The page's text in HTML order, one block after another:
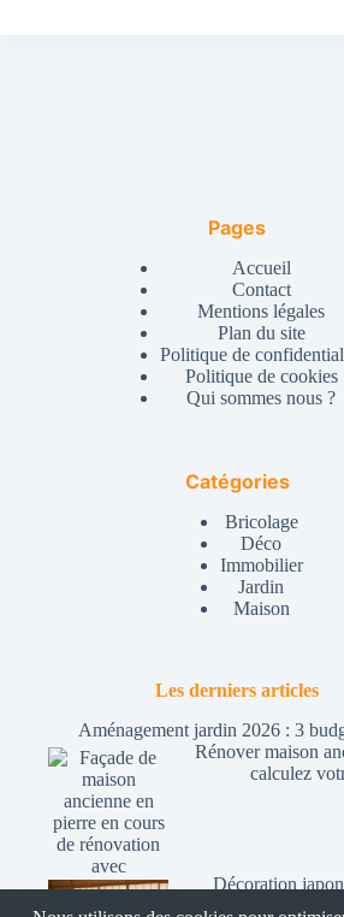
Pages
Accueil
Contact
Mentions légales
Plan du site
Politique de
Politique de cookies
Qui sommes nous ?
Catégories
Bricolage
Déco
Immobilier
Jardin
Maison
Les derniers articles
Aménagement jardin 2026 : 3
Rénover maison
calculez
Décoration